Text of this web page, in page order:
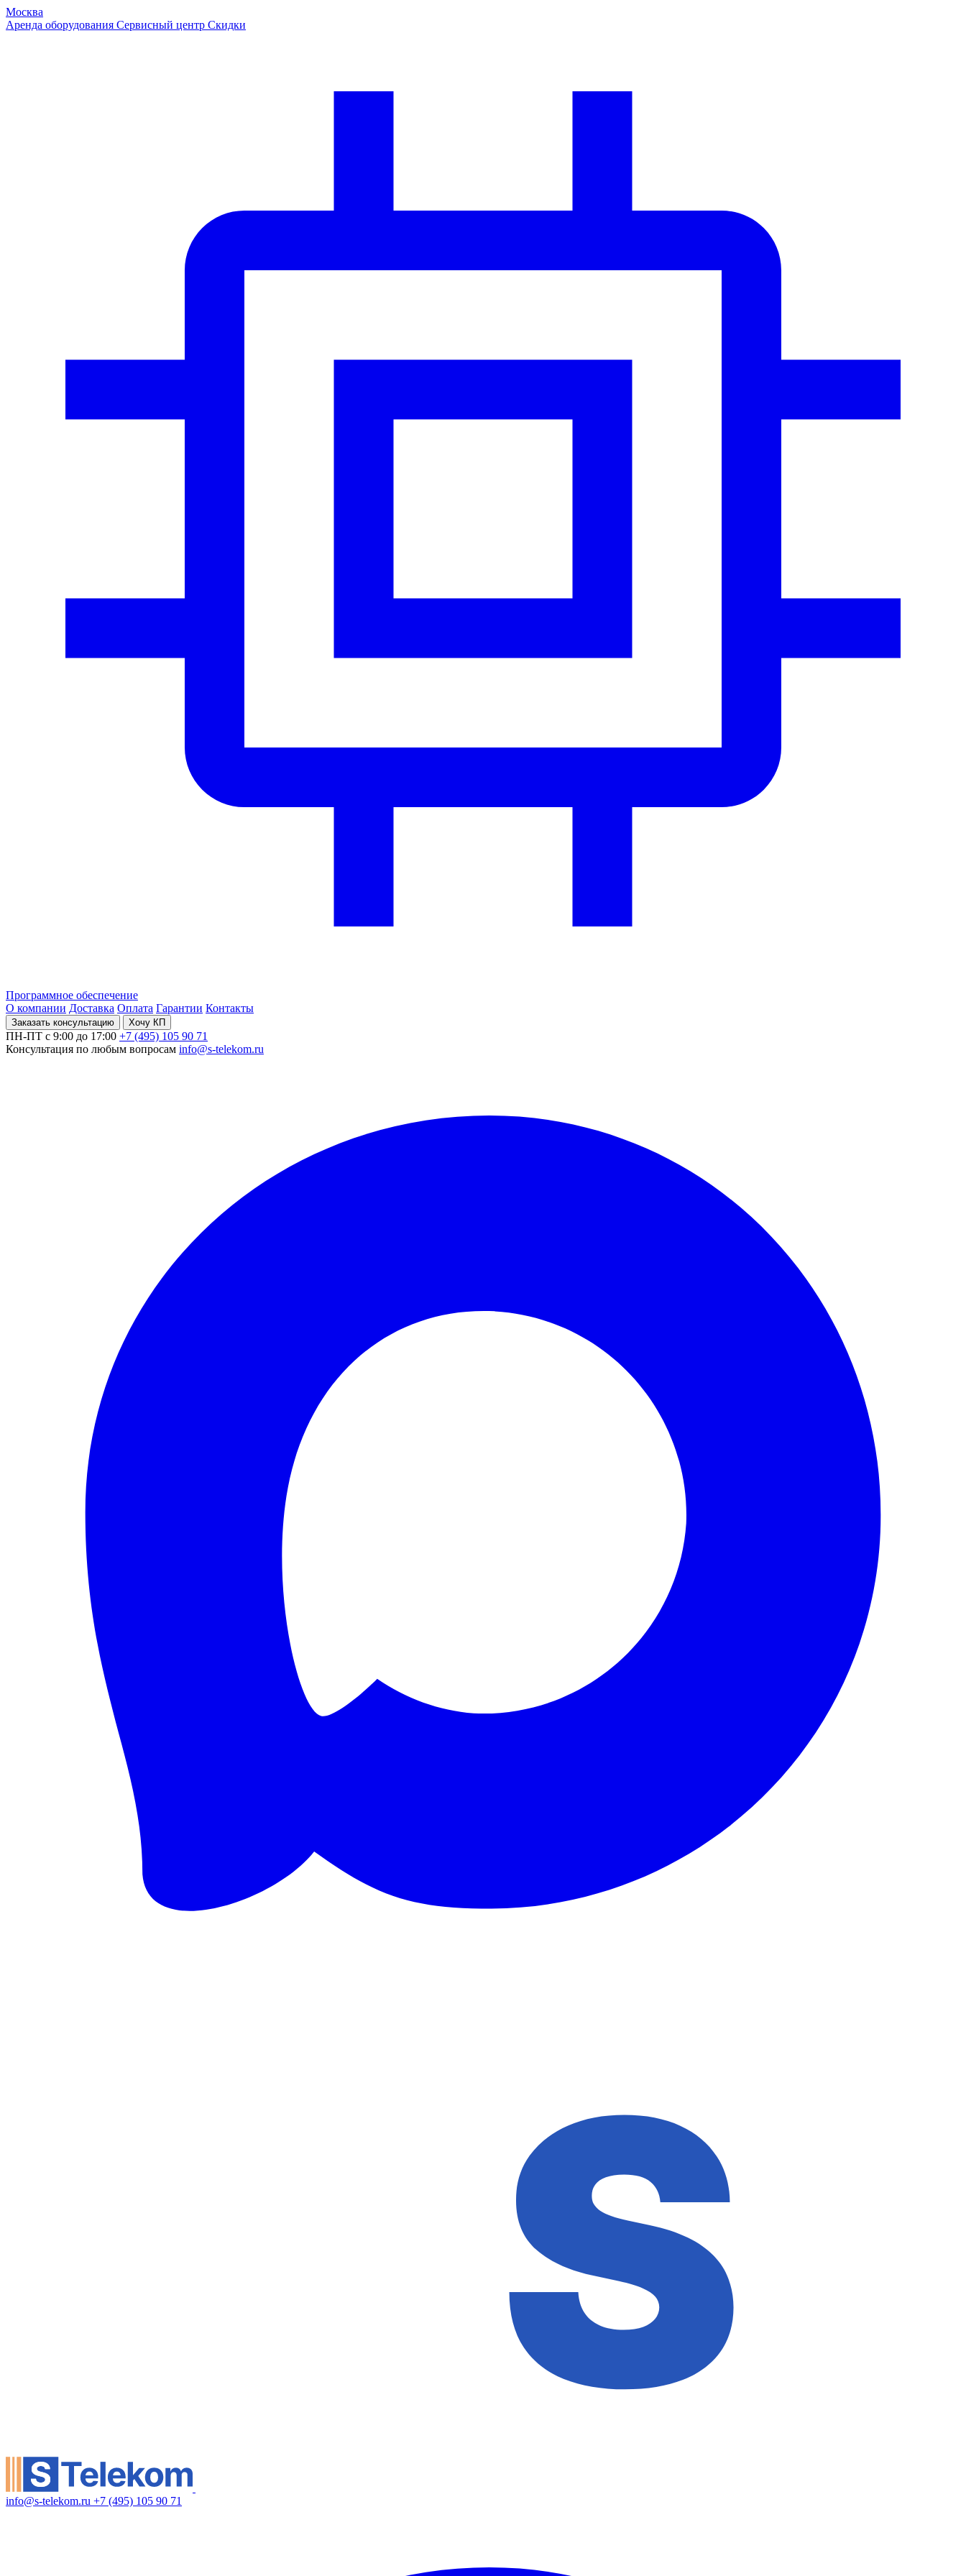
Москва
Аренда оборудования Сервисный центр Скидки
Программное обеспечение
О компании Доставка Оплата Гарантии Контакты
Заказать консультацию Хочу КП
ПН-ПТ с 9:00 до 17:00 +7 (495) 105 90 71
Консультация по любым вопросам info@s-telekom.ru
info@s-telekom.ru +7 (495) 105 90 71